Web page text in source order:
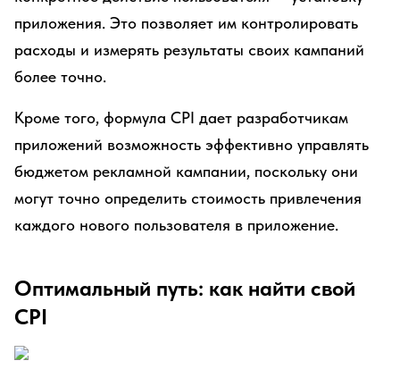
приложения. Это позволяет им контролировать
расходы и измерять результаты своих кампаний
более точно.
Кроме того, формула CPI дает разработчикам
приложений возможность эффективно управлять
бюджетом рекламной кампании, поскольку они
могут точно определить стоимость привлечения
каждого нового пользователя в приложение.
Оптимальный путь: как найти свой
CPI